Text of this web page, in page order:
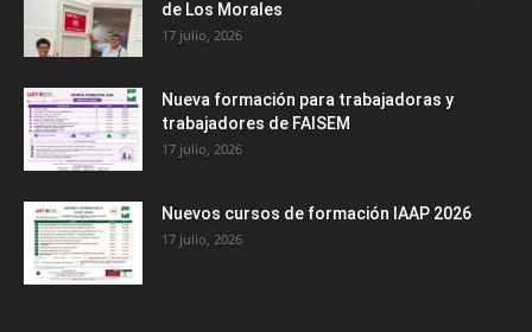
de Los Morales
17 julio, 2026
Nueva formación para trabajadoras y
trabajadores de FAISEM
17 julio, 2026
Nuevos cursos de formación IAAP 2026
17 julio, 2026